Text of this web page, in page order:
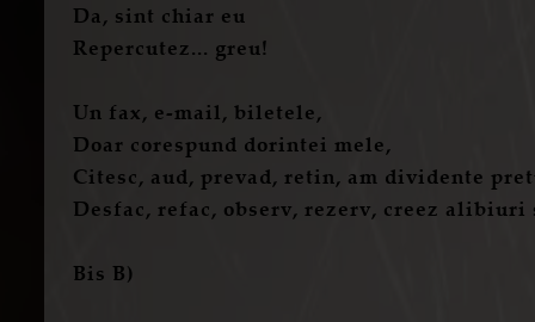
Da, sint chiar eu
Repercutez... greu!
Un fax, e-mail, biletele,
Doar corespund dorintei mele,
Citesc, aud, prevad, retin, am dividente
Desfac, refac, observ, rezerv, creez
Bis B)